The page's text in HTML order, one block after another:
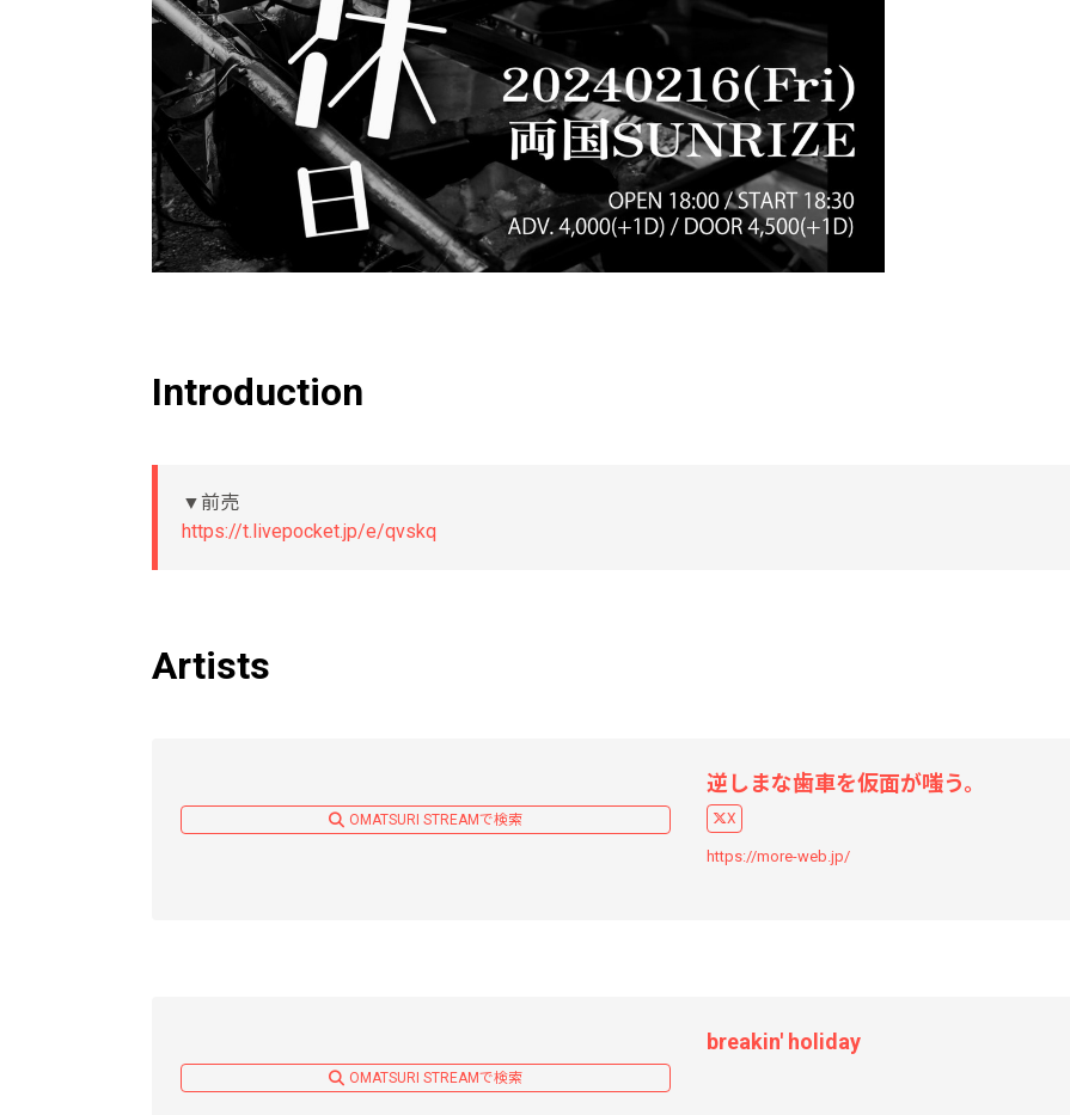
Introduction
▼前売
https://t.livepocket.jp/e/qvskq
Artists
OMATSURI STREAMで検索
逆しまな歯車を仮面が嗤う。
X
https://more-web.jp/
OMATSURI STREAMで検索
breakin' holiday